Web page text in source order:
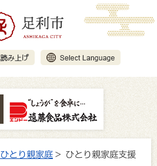
ひとり親家庭 > ひとり親家庭支援